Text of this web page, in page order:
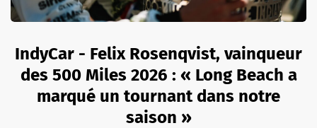
IndyCar - Felix Rosenqvist, vainqueur
des 500 Miles 2026 : « Long Beach a
marqué un tournant dans notre
saison »